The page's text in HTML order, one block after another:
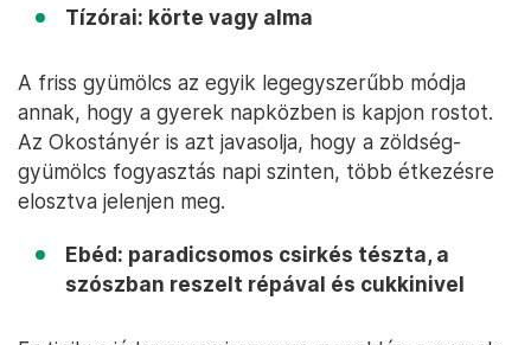
Tízórai: körte vagy alma
A friss gyümölcs az egyik legegyszerűbb módja
annak, hogy a gyerek napközben is kapjon rostot.
Az Okostányér is azt javasolja, hogy a zöldség-
gyümölcs fogyasztás napi szinten, több étkezésre
elosztva jelenjen meg.
Ebéd: paradicsomos csirkés tészta, a
szószban reszelt répával és cukkinivel